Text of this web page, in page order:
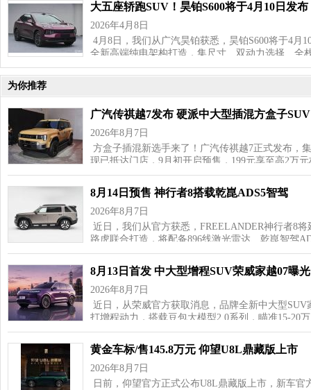
大五座轿跑SUV！昊铂S600将于4月10日发布
2026年4月8日
4月8日，我们从广汽昊铂获悉，昊铂S600将于4月
全新高端纯电架构打造，集尺寸、双动力选择、全
为你推荐
广汽传祺越7发布 硬派中大型插混方盒子SUV
2026年8月7日
方盒子插混新选手来了！广汽传祺越7正式发布，
现已抵达门店，9月初开启预售，199元享至高2万
8月14日预售 神行者8搭载乾崑ADS5智驾
2026年8月7日
近日，我们从官方获悉，FREELANDER神行者8
路虎联合打造，将配备896线激光雷达、乾崑智驾
8月13日首发 中大型增程SUV荣威家越07曝光
2026年8月7日
近日，从荣威官方获取消息，品牌全新中大型
打增程动力，搭载豆包大模型2.0系列，瞄准15‑20
黄金车标/售145.8万元 仰望U8L鼎藏版上市
2026年8月7日
日前，仰望官方正式公布U8L鼎藏版上市，新车